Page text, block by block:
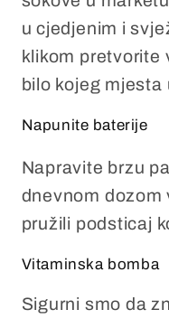
u cjedjenim i
klikom pretvorite
bilo kojeg mjesta
Napunite baterije
Napravite brzu
dnevnom dozom
pružili podsticaj
Vitaminska bomba
Sigurni smo da